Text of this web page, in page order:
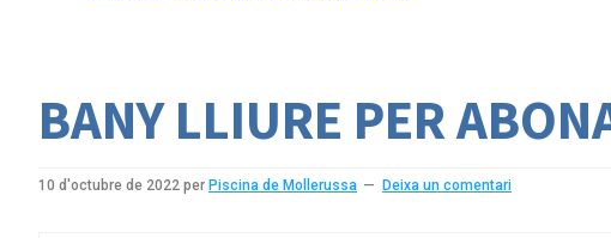
BANY LLIURE PER
10 d'octubre de 2022 per Piscina de Mollerussa Deixa un comentari